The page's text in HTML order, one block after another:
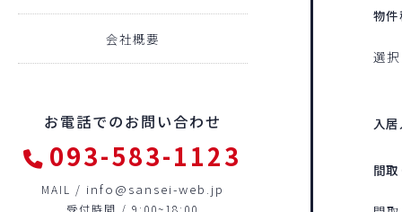
会社概要
お電話でのお問い合わせ
093-583-1123
MAIL / info@sansei-web.jp
物
入
間